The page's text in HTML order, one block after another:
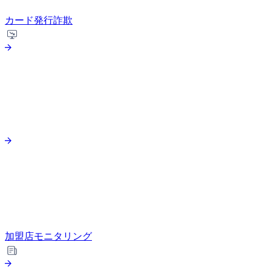
カード発行詐欺
加盟店モニタリング